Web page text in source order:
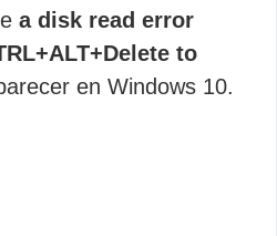
a disk read error
to
en Windows 10.